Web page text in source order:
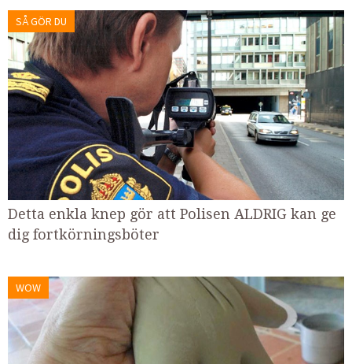
SÅ GÖR DU
Detta enkla knep gör att Polisen ALDRIG kan ge
dig fortkörningsböter
WOW